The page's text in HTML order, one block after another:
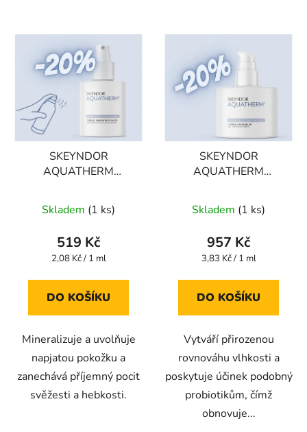
SKEYNDOR
AQUATHERM
CONCENTRATE
WATER -Mlha s
mořskou vodou pro
každodenní péči o
citlivou pleť 100 ml
Skladem (1 ks)
519 Kč
Měrná
2,08 Kč / 1 ml
DO KOŠÍKU
Mineralizuje a uvolňuje
napjatou pokožku a
zanechává příjemný pocit
svěžesti a hebkosti.
SKEYNDOR
AQUATHERM
GEL -Jemný čisticí gel
pro každodenní péči a
mastné pleti 250 ml
Skladem (1 ks)
957 Kč
Měrná
3,83 Kč / 1 ml
DO KOŠÍKU
Vytváří přirozenou
rovnováhu vlhkosti a
poskytuje účinek podobný
probiotikům, čímž
obnovuje...